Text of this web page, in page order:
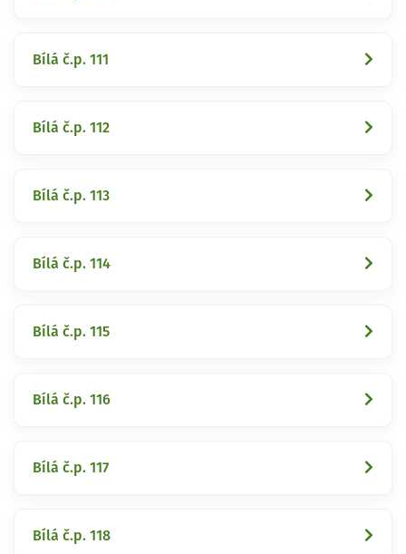
Bílá č.p. 111
Bílá č.p. 112
Bílá č.p. 113
Bílá č.p. 114
Bílá č.p. 115
Bílá č.p. 116
Bílá č.p. 117
Bílá č.p. 118